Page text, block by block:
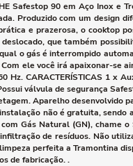
Safestop 90 em Aço Inox
Produzido com um design
e prazerosa, o cooktop
que também
o gás é interrompido
ele você irá apaixonar-se
Hz. CARACTERÍSTICAS 1 x
válvula de segurança
Aparelho desenvolvido
não é gratuita,
Gás Natural (GN), chame
de resíduos. Não
perfeita a Tramontina
de fabricação. .